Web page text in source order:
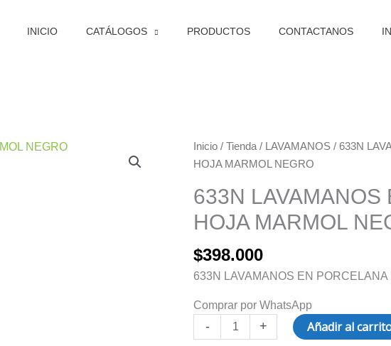
INICIO CATÁLOGOS PRODUCTOS CONTACTANOS
Inicio / Tienda / LAVAMANOS / 633N
HOJA MARMOL NEGRO
633N LAVAMANOS
HOJA MARMOL
$398.000
633N LAVAMANOS EN
Comprar por WhatsApp
-
633N
LAVAMANOS
PORCELANA
HOJA
NEGRO
cantidad
+ Añadir al